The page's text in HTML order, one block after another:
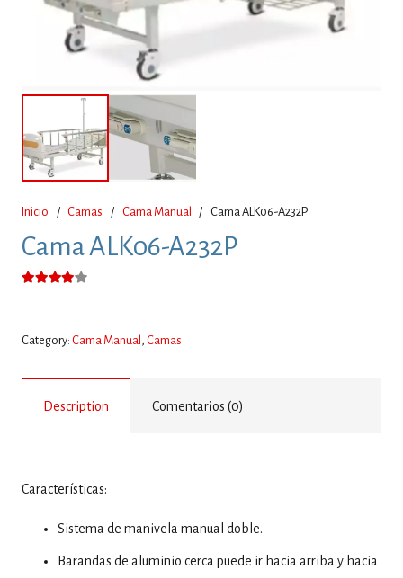
Inicio / Camas / Cama Manual / Cama ALK06-A232P
Cama ALK06-A232P
Category: Cama Manual , Camas
Description Comentarios (0)
Características:
Sistema de manivela manual doble.
Barandas de aluminio cerca puede ir hacia arriba y hacia